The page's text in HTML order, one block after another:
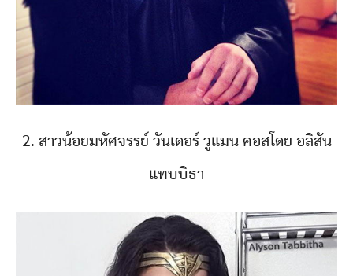
2. สาวน้อยมหัศจรรย์ วันเดอร์ วูแมน คอสโดย อลิสัน
แทบบิธา